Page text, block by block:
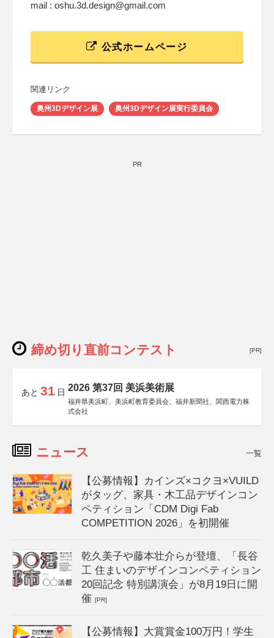
mail : oshu.3d.design@gmail.com
公式ホームページ
関連リンク
奥州3Dデザイン展 奥州3Dデザイン展実行委員会
PR
締め切り直前コンテスト [PR]
あと 31 日 2026 第37回 美浜美術展
福井県美浜町、美浜町教育委員会、福井新聞社、関西電力株
式会社
ニュース 一覧
【公募情報】カインズ×コクヨ×VUILD
がタッグ、家具・木工品デザインコン
ペティション「CDM Digi Fab
COMPETITION 2026」を初開催
乾久美子や藤本壮介らが登壇、「長谷
工 住まいのデザインコンペティション
20回記念 特別講演会」が8月19日に開
催[PR]
【公募情報】大賞賞金100万円！学生